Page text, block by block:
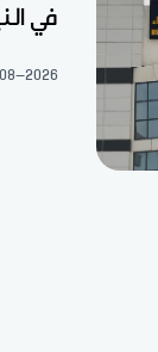
في
2026